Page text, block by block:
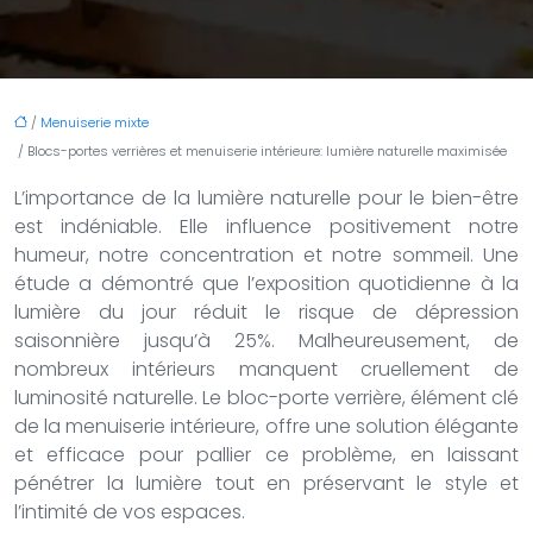
/ Menuiserie mixte
/ Blocs-portes verrières et menuiserie intérieure: lumière naturelle maximisée
L’importance de la lumière naturelle pour le bien-être
est indéniable. Elle influence positivement notre
humeur, notre concentration et notre sommeil. Une
étude a démontré que l’exposition quotidienne à la
lumière du jour réduit le risque de dépression
saisonnière jusqu’à 25%. Malheureusement, de
nombreux intérieurs manquent cruellement de
luminosité naturelle. Le bloc-porte verrière, élément clé
de la menuiserie intérieure, offre une solution élégante
et efficace pour pallier ce problème, en laissant
pénétrer la lumière tout en préservant le style et
l’intimité de vos espaces.